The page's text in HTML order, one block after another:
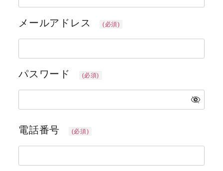
メールアドレス (必須)
パスワード (必須)
電話番号 (必須)